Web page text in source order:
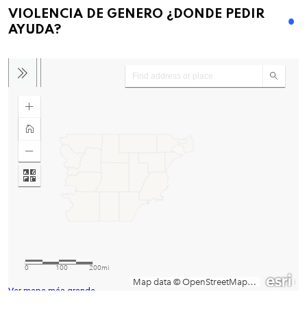
VIOLENCIA DE GENERO ¿DONDE PEDIR
AYUDA?
Ver mapa más grande